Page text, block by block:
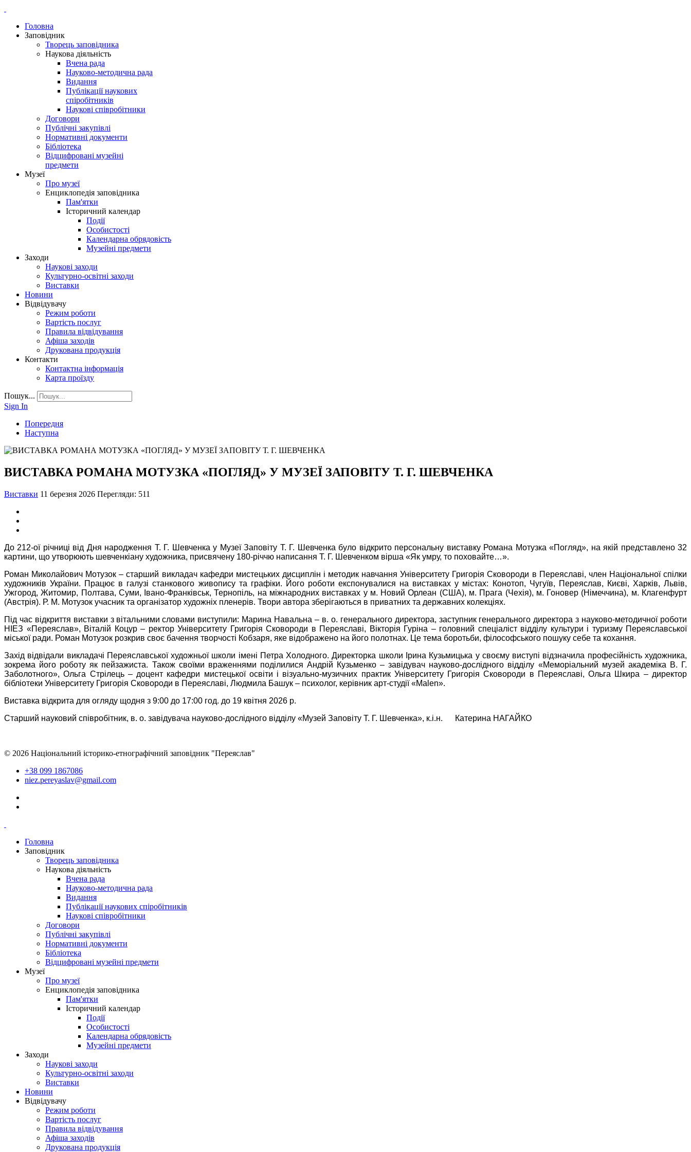
Головна
Заповідник
Творець заповідника
Наукова діяльність
Вчена рада
Науково-методична рада
Видання
Публікації наукових
спіробітників
Наукові співробітники
Договори
Публічні закупівлі
Нормативні документи
Бібліотека
Відцифровані музейні
предмети
Музеї
Про музеї
Енциклопедія заповідника
Пам'ятки
Історичний календар
Події
Особистості
Календарна обрядовість
Музейні предмети
Заходи
Наукові заходи
Культурно-освітні заходи
Виставки
Новини
Відвідувачу
Режим роботи
Вартість послуг
Правила відвідування
Афіша заходів
Друкована продукція
Контакти
Контактна інформація
Карта проїзду
Пошук...
Sign In
Попередня
Наступна
ВИСТАВКА РОМАНА МОТУЗКА «ПОГЛЯД» У МУЗЕЇ ЗАПОВІТУ Т. Г. ШЕВЧЕНКА
Виставки 11 березня 2026 Перегляди: 511
До 212-ої річниці від Дня народження Т. Г. Шевченка у Музеї Заповіту Т. Г. Шевченка було відкрито персональну виставку Романа Мотузка «Погляд», на якій представлено 32
картини, що утворюють шевченкіану художника, присвячену 180-річчю написання Т. Г. Шевченком вірша «Як умру, то поховайте…».
Роман Миколайович Мотузок – старший викладач кафедри мистецьких дисциплін і методик навчання Університету Григорія Сковороди в Переяславі, член Національної спілки
художників України. Працює в галузі станкового живопису та графіки. Його роботи експонувалися на виставках у містах: Конотоп, Чугуїв, Переяслав, Києві, Харків, Львів,
Ужгород, Житомир, Полтава, Суми, Івано-Франківськ, Тернопіль, на міжнародних виставках у м. Новий Орлеан (США), м. Прага (Чехія), м. Гоновер (Німеччина), м. Клагенфурт
(Австрія). Р. М. Мотузок учасник та організатор художніх пленерів. Твори автора зберігаються в приватних та державних колекціях.
Під час відкриття виставки з вітальними словами виступили: Марина Навальна – в. о. генерального директора, заступник генерального директора з науково-методичної роботи
НІЕЗ «Переяслав», Віталій Коцур – ректор Університету Григорія Сковороди в Переяславі, Вікторія Гуріна – головний спеціаліст відділу культури і туризму Переяславської
міської ради. Роман Мотузок розкрив своє бачення творчості Кобзаря, яке відображено на його полотнах. Це тема боротьби, філософського пошуку себе та кохання.
Захід відвідали викладачі Переяславської художньої школи імені Петра Холодного. Директорка школи Ірина Кузьмицька у своєму виступі відзначила професійність художника,
зокрема його роботу як пейзажиста. Також своїми враженнями поділилися Андрій Кузьменко – завідувач науково-дослідного відділу «Меморіальний музей академіка В. Г.
Заболотного», Ольга Стрілець – доцент кафедри мистецької освіти і візуально-музичних практик Університету Григорія Сковороди в Переяславі, Ольга Шкира – директор
бібліотеки Університету Григорія Сковороди в Переяславі, Людмила Башук – психолог, керівник арт-студії «Malen».
Виставка відкрита для огляду щодня з 9:00 до 17:00 год. до 19 квітня 2026 р.
Старший науковий співробітник, в. о. завідувача науково-дослідного відділу «Музей Заповіту Т. Г. Шевченка», к.і.н. Катерина НАГАЙКО
© 2026 Національний історико-етнографічний заповідник "Переяслав"
+38 099 1867086
niez.pereyaslav@gmail.com
Головна
Заповідник
Творець заповідника
Наукова діяльність
Вчена рада
Науково-методична рада
Видання
Публікації наукових спіробітників
Наукові співробітники
Договори
Публічні закупівлі
Нормативні документи
Бібліотека
Відцифровані музейні предмети
Музеї
Про музеї
Енциклопедія заповідника
Пам'ятки
Історичний календар
Події
Особистості
Календарна обрядовість
Музейні предмети
Заходи
Наукові заходи
Культурно-освітні заходи
Виставки
Новини
Відвідувачу
Режим роботи
Вартість послуг
Правила відвідування
Афіша заходів
Друкована продукція